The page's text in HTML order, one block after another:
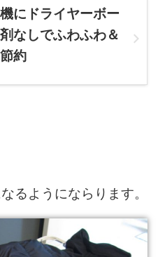
にドライヤーボー
なしでふわふわ＆
約
るようにならります。